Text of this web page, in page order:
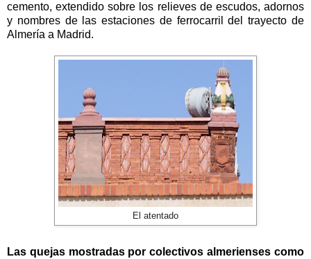
cemento, extendido sobre los relieves de escudos, adornos
y nombres de las estaciones de ferrocarril del trayecto de
Almería a Madrid.
El atentado
Las quejas mostradas por colectivos almerienses como